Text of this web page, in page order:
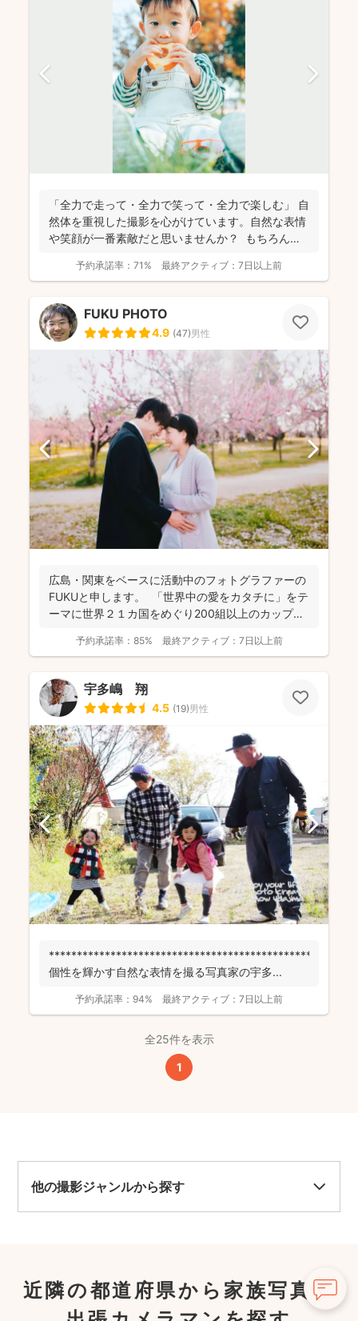
「全力で走って・全力で笑って・全力で楽しむ」 自
然体を重視した撮影を心がけています。自然な表情
や笑顔が一番素敵だと思いませんか？ もちろん、
予約承諾率： 71% 最終アクティブ： 7日以上前
FUKU PHOTO
4.9 (47)男性
広島・関東をベースに活動中のフォトグラファーの
FUKUと申します。 「世界中の愛をカタチに」をテ
ーマに世界２１カ国をめぐり200組以上のカップル
予約承諾率： 85% 最終アクティブ： 7日以上前
宇多嶋 翔
4.5 (19)男性
******************************************************
個性を輝かす自然な表情を撮る写真家の宇多...
予約承諾率： 94% 最終アクティブ： 7日以上前
全25件を表示
1
他の撮影ジャンルから探す
近隣の都道府県から家族写真の